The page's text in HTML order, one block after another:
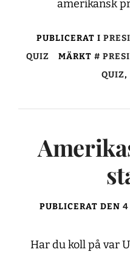
amerikansk
PUBLICERAT I
QUIZ
MÄRKT
QUIZ,
PUBLICERAT DEN 4
Har du koll på var